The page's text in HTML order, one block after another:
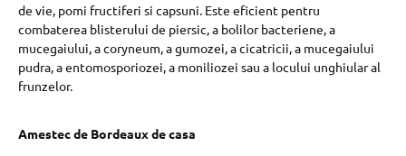
de vie, pomi fructiferi si capsuni. Este eficient pentru
combaterea blisterului de piersic, a bolilor bacteriene, a
mucegaiului, a coryneum, a gumozei, a cicatricii, a mucegaiului
pudra, a entomosporiozei, a moniliozei sau a locului unghiular al
frunzelor.
Amestec de Bordeaux de casa